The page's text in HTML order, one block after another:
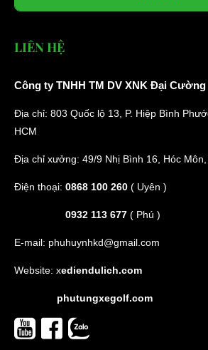
LIÊN HỆ
Công ty TNHH TM DV XNK Đại Cường
Địa chỉ: 803 Quốc lộ 13, P. Hiệp Bình
HCM
Địa chỉ xưởng: 49/9 Nhị Bình 16, Hóc Môn,
Điện thoại: 0868 100 260 ( Uyên )
0932 113 677 ( Phú )
E-mail: phuhuynhkd@gmail.com
Website: xediendulich.com
phutungxegolf.com